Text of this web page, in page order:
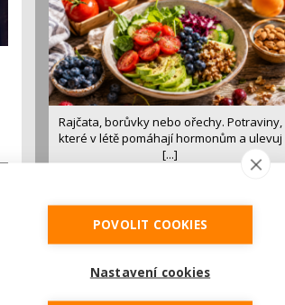
Rajčata, borůvky nebo ořechy. Potraviny,
které v létě pomáhají hormonům a ulevuj
[...]
luštěniny jsou práv...
POVOLIT COOKIES
Nastavení cookies